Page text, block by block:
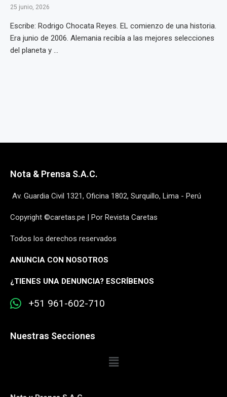
25 junio, 2026
Escribe: Rodrigo Chocata Reyes. EL comienzo de una historia.
Era junio de 2006. Alemania recibía a las mejores selecciones
del planeta y ...
Nota & Prensa S.A.C.
Av. Guardia Civil 1321, Oficina 1802, Surquillo, Lima - Perú
Copyright ©caretas.pe | Por Revista Caretas
Todos los derechos reservados
ANUNCIA CON NOSOTROS
¿TIENES UNA DENUNCIA? ESCRÍBENOS
+51 961-602-710
Nuestras Secciones